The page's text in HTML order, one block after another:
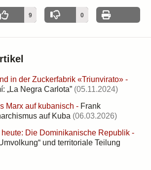
9 0
in der Zuckerfabrik «Triunvirato» -
„La Negra Carlota” (05.11.2024)
Marx auf kubanisch - Frank
auf Kuba (06.03.2026)
heute: Die Dominikanische Republik -
und territoriale Teilung